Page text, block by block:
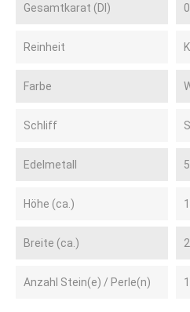
Gesamtkarat (DI)
Reinheit
Farbe
Schliff
Edelmetall
Höhe (ca.)
Breite (ca.)
Anzahl Stein(e) / Perle(n) 1